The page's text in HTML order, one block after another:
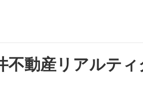
不動産リアルティ